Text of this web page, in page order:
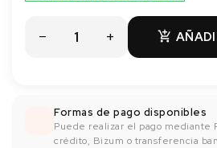

Formas de pago disponibles
Puede realizar el pago mediante
crédito, Bizum o transferencia